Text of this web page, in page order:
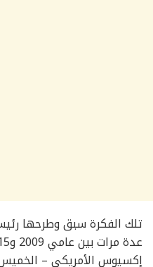
تلك الفكرة سبق وطرحها رئيس
إكسيوس الأمريكي –